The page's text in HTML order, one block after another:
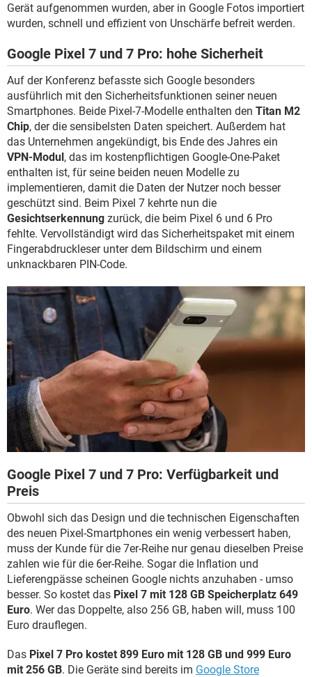
Gerät aufgenommen wurden, aber in Google Fotos importiert
wurden, schnell und effizient von Unschärfe befreit werden.
Google Pixel 7 und 7 Pro: hohe Sicherheit
Auf der Konferenz befasste sich Google besonders
ausführlich mit den Sicherheitsfunktionen seiner neuen
Smartphones. Beide Pixel-7-Modelle enthalten den Titan M2
Chip, der die sensibelsten Daten speichert. Außerdem hat
das Unternehmen angekündigt, bis Ende des Jahres ein
VPN-Modul, das im kostenpflichtigen Google-One-Paket
enthalten ist, für seine beiden neuen Modelle zu
implementieren, damit die Daten der Nutzer noch besser
geschützt sind. Beim Pixel 7 kehrte nun die
Gesichtserkennung zurück, die beim Pixel 6 und 6 Pro
fehlte. Vervollständigt wird das Sicherheitspaket mit einem
Fingerabdruckleser unter dem Bildschirm und einem
unknackbaren PIN-Code.
Google Pixel 7 und 7 Pro: Verfügbarkeit und
Preis
Obwohl sich das Design und die technischen Eigenschaften
des neuen Pixel-Smartphones ein wenig verbessert haben,
muss der Kunde für die 7er-Reihe nur genau dieselben Preise
zahlen wie für die 6er-Reihe. Sogar die Inflation und
Lieferengpässe scheinen Google nichts anzuhaben - umso
besser. So kostet das Pixel 7 mit 128 GB Speicherplatz 649
Euro. Wer das Doppelte, also 256 GB, haben will, muss 100
Euro drauflegen.
Das Pixel 7 Pro kostet 899 Euro mit 128 GB und 999 Euro
mit 256 GB. Die Geräte sind bereits im Google Store